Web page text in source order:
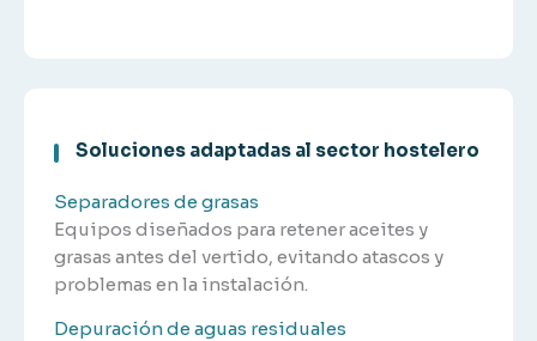
Soluciones adaptadas al sector hostelero
Separadores de grasas
Equipos diseñados para retener aceites y
grasas antes del vertido, evitando atascos y
problemas en la instalación.
Depuración de aguas residuales